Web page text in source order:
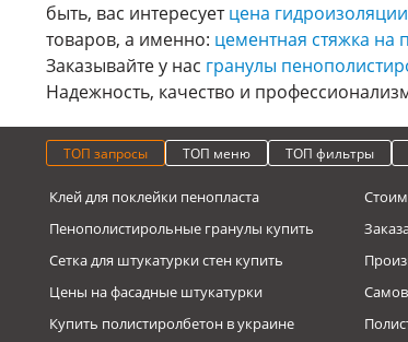
быть, вас интересуетцена гидроизоляции
товаров, а именно: цементная стяжка на
Заказывайте у нас гранулы
Надежность, качество и
ТОП запросы ТОП меню ТОП фильтры
Клей для поклейки пенопласта
Пенополистирольные гранулы купить
Сетка для штукатурки стен купить
Цены на фасадные штукатурки
Купить полистиролбетон в украине